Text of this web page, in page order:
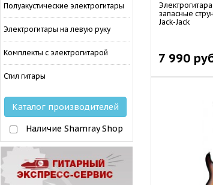
Полуакустические электрогитары
Электрогитары на левую руку
Комплекты с электрогитарой
Стил гитары
Каталог производителей
Наличие Shamray Shop
запасные
Jack-Jack
7 990